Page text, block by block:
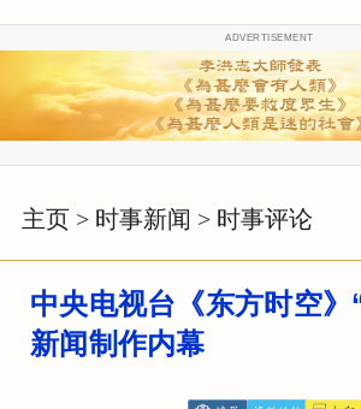
ADVERTISEMENT
主页 > 时事新闻 > 时事评论
中央电视台《东方时空》
新闻制作内幕